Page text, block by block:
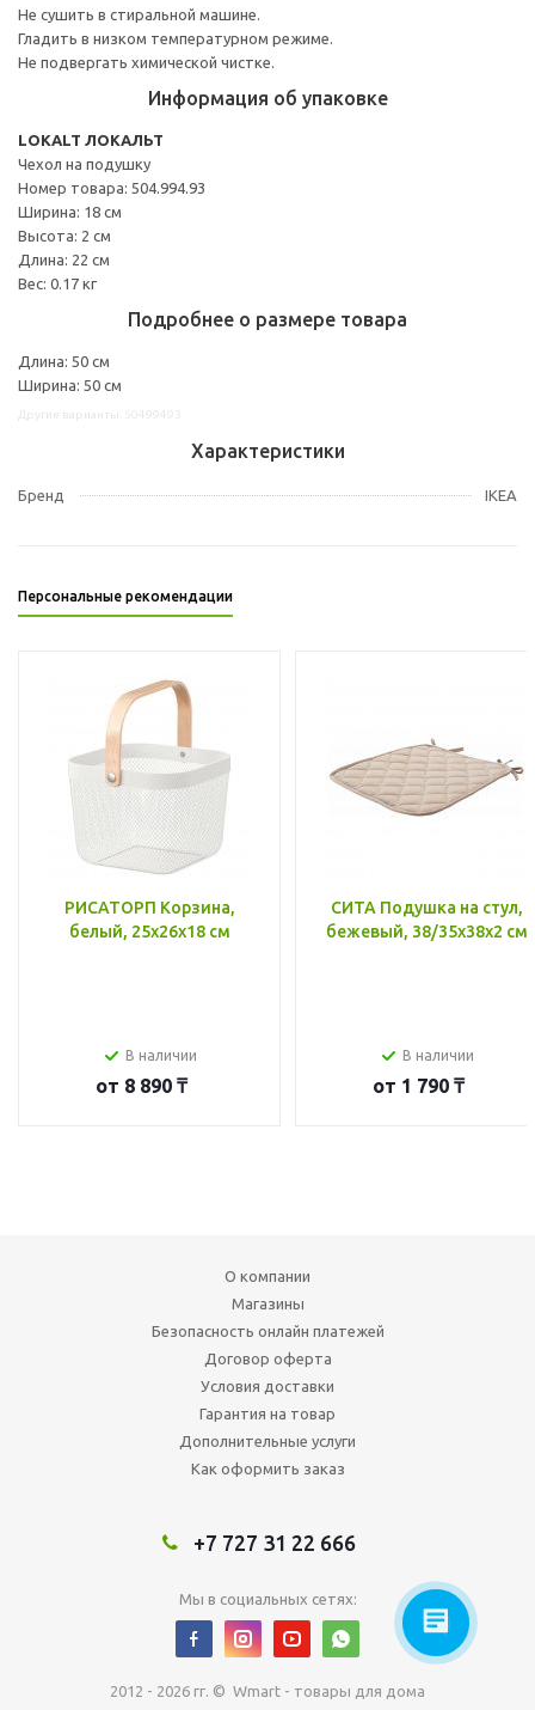
Не сушить в стиральной машине.
Гладить в низком температурном режиме.
Не подвергать химической чистке.
Информация об упаковке
LOKALT ЛОКАЛЬТ
Чехол на подушку
Номер товара: 504.994.93
Ширина: 18 см
Высота: 2 см
Длина: 22 см
Вес: 0.17 кг
Подробнее о размере товара
Длина: 50 см
Ширина: 50 см
Характеристики
Бренд IKEA
Персональные рекомендации
РИСАТОРП Корзина,
белый, 25x26x18 см
В наличии
от 8 890 ₸
СИТА Подушка на стул,
бежевый, 38/35x38x2 см
В наличии
от 1 790 ₸
О компании
Магазины
Безопасность онлайн платежей
Договор оферта
Условия доставки
Гарантия на товар
Дополнительные услуги
Как оформить заказ
+7 727 31 22 666
Мы в социальных сетях:
2012 - 2026 гг. © Wmart - товары для дома